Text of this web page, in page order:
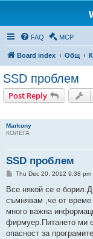
FAQ MCP
Board index Общ
SSD проблем
Post Reply
Markony
КОЛЕГА
SSD проблем
P
s
Thu Dec 20, 2012 9:38 pm
Все някой се е
съмнявам ,че от
много важна
фирмуер.Питането ми
опасност за